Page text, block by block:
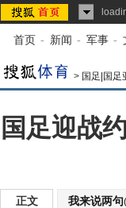
首页 - 新闻 - 军事 -
> 国足|国足
国足迎战
正文 我来说两句(